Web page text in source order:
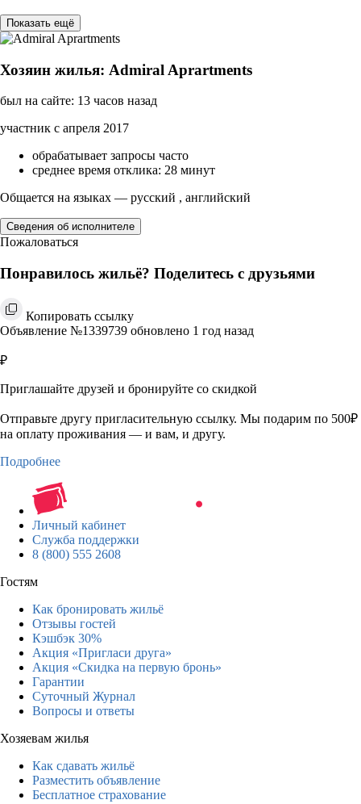
Показать ещё
Хозяин жилья: Admiral Aprartments
был на сайте: 13 часов назад
участник с апреля 2017
обрабатывает запросы часто
среднее время отклика: 28 минут
Общается на языках — русский , английский
Сведения об исполнителе
Пожаловаться
Понравилось жильё? Поделитесь с друзьями
Копировать ссылку
Объявление №1339739 обновлено 1 год назад
₽
Приглашайте друзей и бронируйте со скидкой
Отправьте другу пригласительную ссылку. Мы подарим по 500₽
на оплату проживания — и вам, и другу.
Подробнее
Личный кабинет
Служба поддержки
8 (800) 555 2608
Гостям
Как бронировать жильё
Отзывы гостей
Кэшбэк 30%
Акция «Пригласи друга»
Акция «Скидка на первую бронь»
Гарантии
Суточный Журнал
Вопросы и ответы
Хозяевам жилья
Как сдавать жильё
Разместить объявление
Бесплатное страхование